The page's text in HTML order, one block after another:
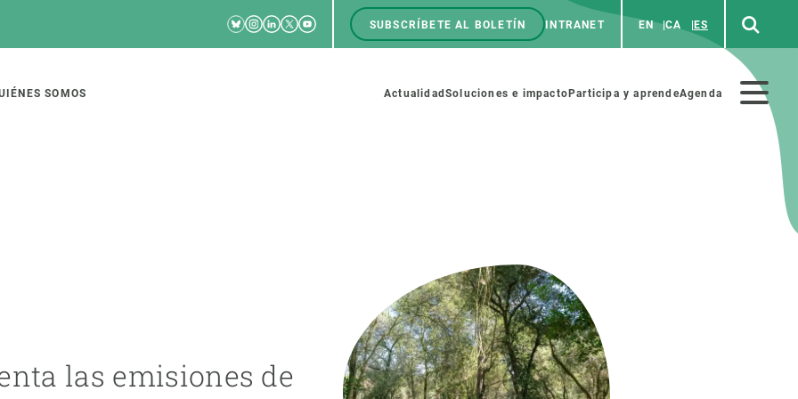
RRSS
Bluesky
Instagram
Linkedin
TwitterYoutube
Menú
top
SUBSCRÍBETE AL BOLETÍN INTRANET EN CA ES
SOMOS
Menú
Actualidad Soluciones e impacto Participa y aprendeAgenda
las emisiones de
de ecosistemas Política y gestión
Bolsa de trabajo
Estrategia de Recursos Humanos
Oportunidades académicas
Pide tu MSCA-PF
Haz ciencia con nosotros
Materiales educativos
COLABORA